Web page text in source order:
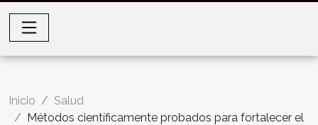
Inicio
Salud
Métodos científicamente probados para fortalecer el